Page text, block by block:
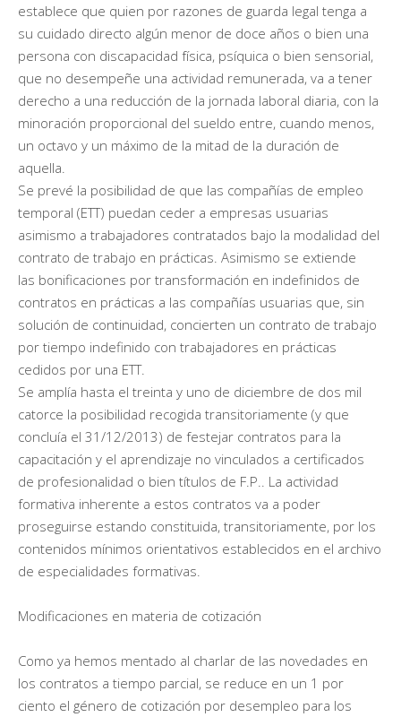
establece que quien por razones de guarda legal tenga a
su cuidado directo algún menor de doce años o bien una
persona con discapacidad física, psíquica o bien sensorial,
que no desempeñe una actividad remunerada, va a tener
derecho a una reducción de la jornada laboral diaria, con la
minoración proporcional del sueldo entre, cuando menos,
un octavo y un máximo de la mitad de la duración de
aquella.
Se prevé la posibilidad de que las compañías de empleo
temporal (ETT) puedan ceder a empresas usuarias
asimismo a trabajadores contratados bajo la modalidad del
contrato de trabajo en prácticas. Asimismo se extiende
las bonificaciones por transformación en indefinidos de
contratos en prácticas a las compañías usuarias que, sin
solución de continuidad, concierten un contrato de trabajo
por tiempo indefinido con trabajadores en prácticas
cedidos por una ETT.
Se amplía hasta el treinta y uno de diciembre de dos mil
catorce la posibilidad recogida transitoriamente (y que
concluía el 31/12/2013) de festejar contratos para la
capacitación y el aprendizaje no vinculados a certificados
de profesionalidad o bien títulos de F.P.. La actividad
formativa inherente a estos contratos va a poder
proseguirse estando constituida, transitoriamente, por los
contenidos mínimos orientativos establecidos en el archivo
de especialidades formativas.
Modificaciones en materia de cotización
Como ya hemos mentado al charlar de las novedades en
los contratos a tiempo parcial, se reduce en un 1 por
ciento el género de cotización por desempleo para los